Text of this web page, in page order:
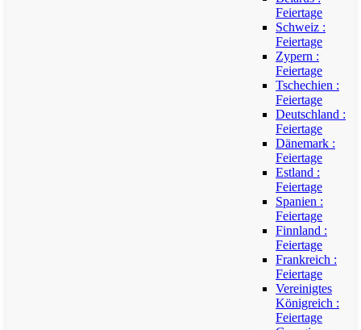
Feiertage
Schweiz :
Feiertage
Zypern :
Feiertage
Tschechien :
Feiertage
Deutschland :
Feiertage
Dänemark :
Feiertage
Estland :
Feiertage
Spanien :
Feiertage
Finnland :
Feiertage
Frankreich :
Feiertage
Vereinigtes
Königreich :
Feiertage